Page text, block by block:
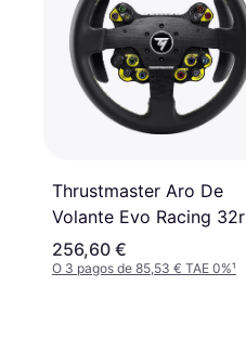
Thrustmaster Aro De
Volante Evo Racing 32r
Leather
256,60 €
O 3 pagos de 85,53 € TAE 0%¹